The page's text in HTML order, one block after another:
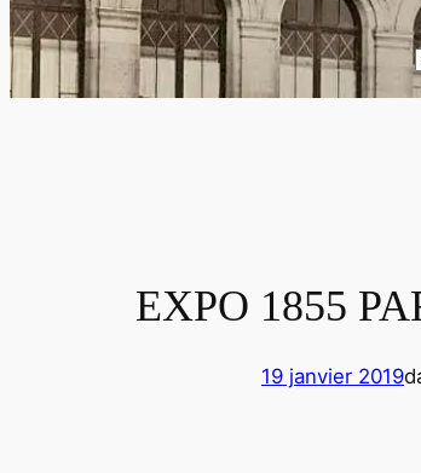
EXPO 1855
19 janvier 2019